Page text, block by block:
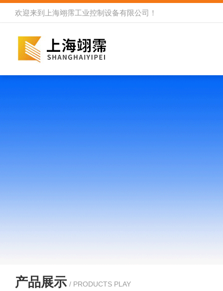
欢迎来到 上海翊霈工业控制设备有限公司 ！
产品展示 / PRODUCTS PLAY